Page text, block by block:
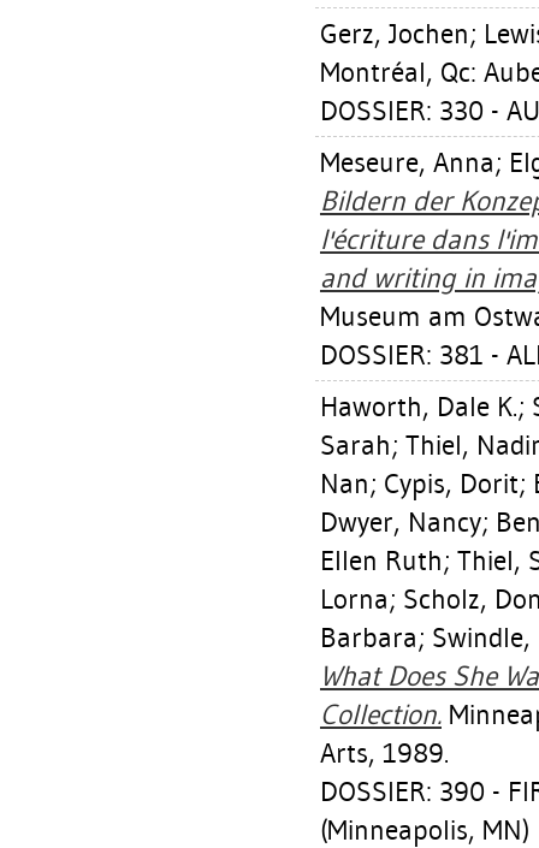
Gerz, Jochen;
Montréal, Qc:
DOSSIER: 330 -
Meseure, Anna;
Bildern der
l'écriture dans
and writing in
Museum am
DOSSIER: 381 -
Haworth, Dale K.;
Sarah; Thiel,
Nan; Cypis, Dorit;
Dwyer, Nancy;
Ellen Ruth; Thiel,
Lorna; Scholz,
Barbara;
What Does She
Collection.
Arts, 1989.
DOSSIER: 390 -
(Minneapolis, MN)